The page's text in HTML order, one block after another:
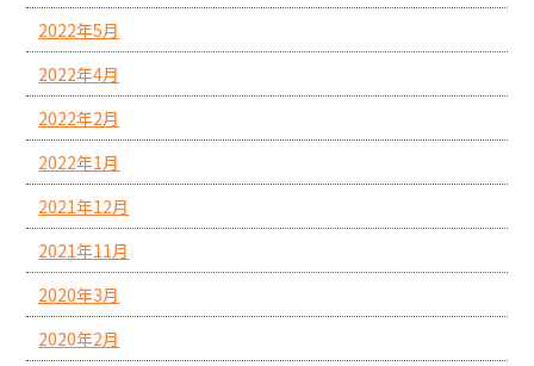
2022年5月
2022年4月
2022年2月
2022年1月
2021年12月
2021年11月
2020年3月
2020年2月